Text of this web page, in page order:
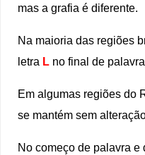
mas a grafia é diferente.
Na maioria das regiões
letra L no final de
Em algumas regiões do
se mantém sem
No começo de palavra e